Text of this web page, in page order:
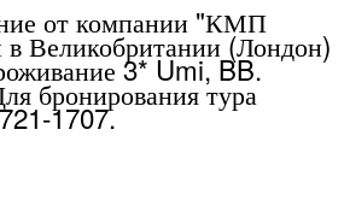
от компании "КМП
Великобритании (Лондон)
3* Umi, BB.
бронирования тура
1707.